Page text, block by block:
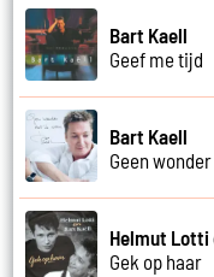
Bart Kaell
Geef me tijd
Bart Kaell
Geen
Helmut Lotti
Gek op haar